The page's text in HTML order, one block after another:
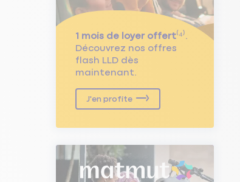
1 mois de loyer offert⁽⁴⁾.
Découvrez nos offres
flash LLD dès
maintenant.
J'en profite